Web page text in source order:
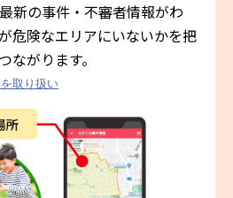
新の事件・不審者情報がわ
危険なエリアにいないかを把
ながります。
取り扱い